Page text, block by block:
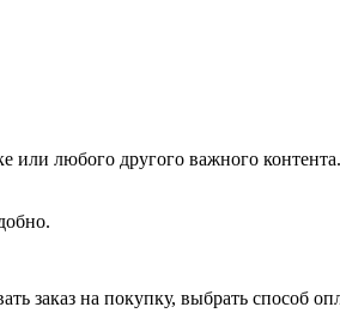
или любого другого важного
заказ на покупку, выбрать способ